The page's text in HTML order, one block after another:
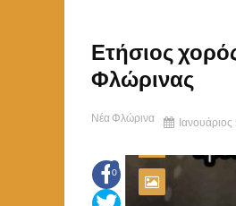
Ετήσιος
Φλώρινας
Νέα Φλώρινα
0